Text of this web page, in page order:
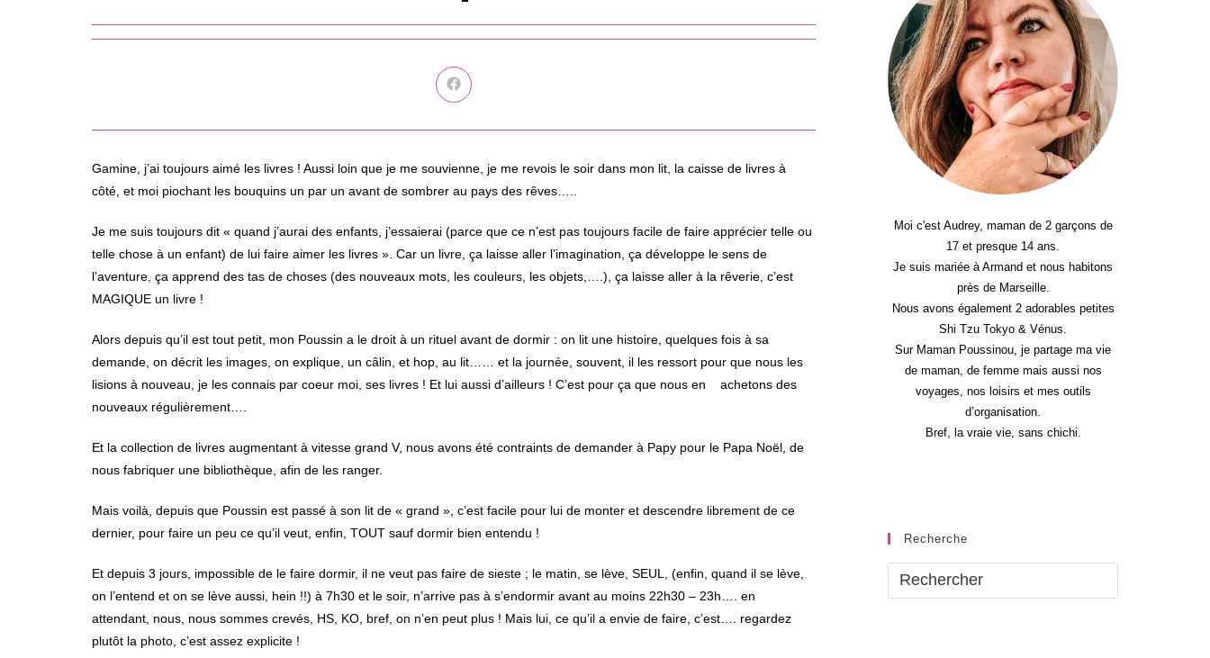
Ouvrir
dans
autre
Gamine, j’ai toujours aimé les livres ! Aussi loin que je me souvienne, je me revois le soir dans mon lit, la caisse de livres à
côté, et moi piochant les bouquins un par un avant de sombrer au pays des rêves…..
Je me suis toujours dit « quand j’aurai des enfants, j’essaierai (parce que ce n’est pas toujours facile de faire apprécier telle ou
telle chose à un enfant) de lui faire aimer les livres ». Car un livre, ça laisse aller l’imagination, ça développe le sens de
l’aventure, ça apprend des tas de choses (des nouveaux mots, les couleurs, les objets,….), ça laisse aller à la rêverie, c’est
MAGIQUE un livre !
Alors depuis qu’il est tout petit, mon Poussin a le droit à un rituel avant de dormir : on lit une histoire, quelques fois à sa
demande, on décrit les images, on explique, un câlin, et hop, au lit…… et la journée, souvent, il les ressort pour que nous les
lisions à nouveau, je les connais par coeur moi, ses livres ! Et lui aussi d’ailleurs ! C’est pour ça que nous en achetons des
nouveaux régulièrement….
Et la collection de livres augmentant à vitesse grand V, nous avons été contraints de demander à Papy pour le Papa Noël, de
nous fabriquer une bibliothèque, afin de les ranger.
Mais voilà, depuis que Poussin est passé à son lit de « grand », c’est facile pour lui de monter et descendre librement de ce
dernier, pour faire un peu ce qu’il veut, enfin, TOUT sauf dormir bien entendu !
Et depuis 3 jours, impossible de le faire dormir, il ne veut pas faire de sieste ; le matin, se lève, SEUL, (enfin, quand il se lève,
on l’entend et on se lève aussi, hein !!) à 7h30 et le soir, n’arrive pas à s’endormir avant au moins 22h30 – 23h…. en
attendant, nous, nous sommes crevés, HS, KO, bref, on n’en peut plus ! Mais lui, ce qu’il a envie de faire, c’est…. regardez
plutôt la photo, c’est assez explicite !
Moi c'est Audrey, maman de 2 garçons de
17 et presque 14 ans.
Je suis mariée à Armand et nous habitons
près de Marseille.
Nous avons également 2 adorables petites
Shi Tzu Tokyo & Vénus.
Sur Maman Poussinou, je partage ma vie
de maman, de femme mais aussi nos
voyages, nos loisirs et mes outils
d’organisation.
Bref, la vraie vie, sans chichi.
Recherche